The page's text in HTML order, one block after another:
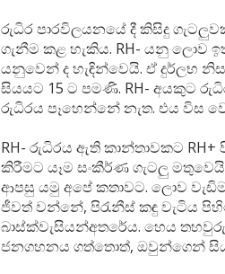
රුධිර පාරවිලයනයේ දී කිසිදු
ගැනීම කළ හැකිය. RH- යනු ලොව
යනුවෙන් ද හැඳින්වෙයි. ඒ දුර්ලභ
සියයට 15 ට පමණි. RH- අයකුට
රුධිරය පෑහෙන්නේ නැත. එය විස
RH- රුධිරය ඇති කාන්තාවකට
කිරීමට යෑම සංකීර්ණ ගැටලු
ආපසු යමු අපේ කතාවට. ලොව
ජීවත් වන්නේ, පිරැනීස් කඳු වැටිය
බාස්ක්වැසියන්අතරේය. හෙය
ජනගහනය ගත්තොත්, ඔවුන්ගෙන්